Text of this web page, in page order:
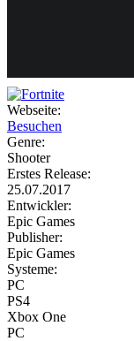
Webseite:
Besuchen
Genre:
Shooter
Erstes Release:
25.07.2017
Entwickler:
Epic Games
Publisher:
Epic Games
Systeme:
PC
PS4
Xbox One
PC